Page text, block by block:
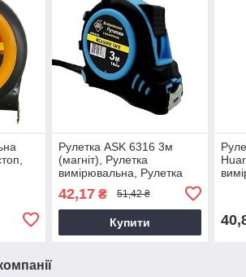
Рулетка ASK 6316 3м
(магніт), Рулетка
вимірювальна, Рулетка
42,17₴ 51,42 ₴
Купити